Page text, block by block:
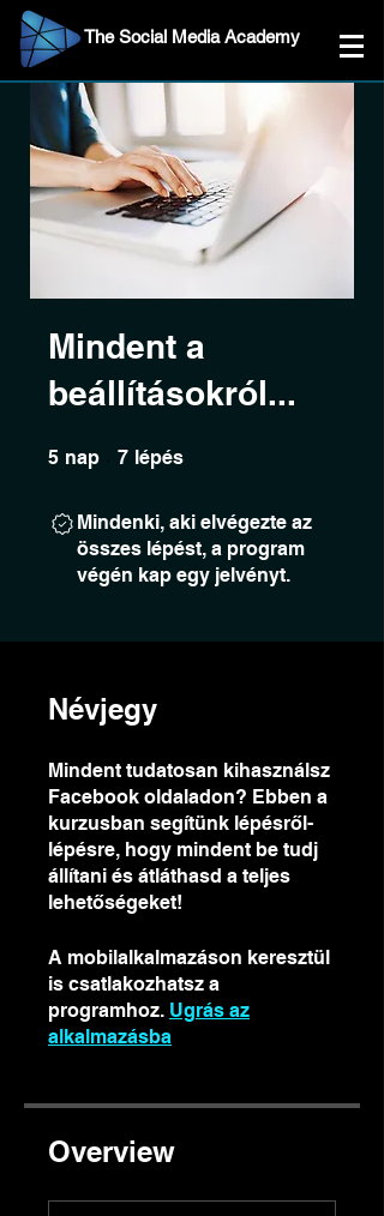
The Social Media Academy
Mindent a
beállításokról...
5 nap 5 nap
7 lépés
Mindenki, aki elvégezte az
összes lépést, a program
végén kap egy jelvényt.
Névjegy
Mindent tudatosan kihasználsz
Facebook oldaladon? Ebben a
kurzusban segítünk lépésről-
lépésre, hogy mindent be tudj
állítani és átláthasd a teljes
lehetőségeket!
A mobilalkalmazáson keresztül
is csatlakozhatsz a
programhoz. Ugrás az
alkalmazásba
Overview